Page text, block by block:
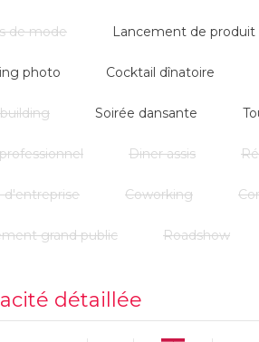
de mode Lancement de produit
photo Cocktail dînatoire
Soirée dansante
Diner assis
d'entreprise Coworking
grand public Roadshow
détaillée